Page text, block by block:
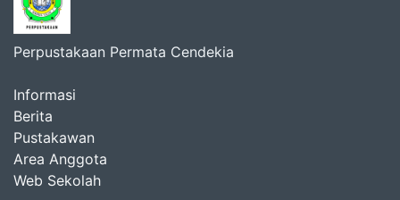
Perpustakaan Permata Cendekia
Informasi
Berita
Pustakawan
Area Anggota
Web Sekolah